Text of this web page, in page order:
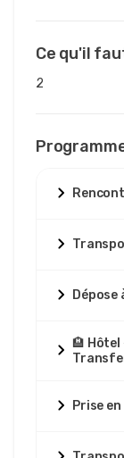
Ce qu'il
2
Dépose
🏨
Prise